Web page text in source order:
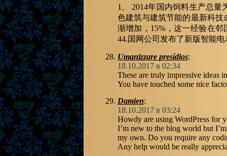
1、 2014年国内饲料生产总
色建筑与建筑节能的最新科
渐增加，15%，这一经验在
44.国网公司发布了新版智能
Umanizzare presídios:
18.10.2017 в 02:34
These are truly impressive ideas
You have touched some nice
Damien:
18.10.2017 в 03:24
Howdy are using WordPress for
I’m new to the blog world but
my own. Do you require any
Any help would be really